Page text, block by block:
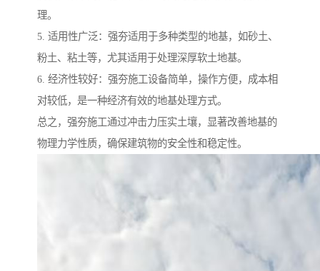
理。
5. 适用性广泛：强夯适用于多种类型的地基，如砂土、
粉土、粘土等，尤其适用于处理深厚软土地基。
6. 经济性较好：强夯施工设备简单，操作方便，成本相
对较低，是一种经济有效的地基处理方式。
总之，强夯施工通过冲击力压实土壤，显著改善地基的
物理力学性质，确保建筑物的安全性和稳定性。